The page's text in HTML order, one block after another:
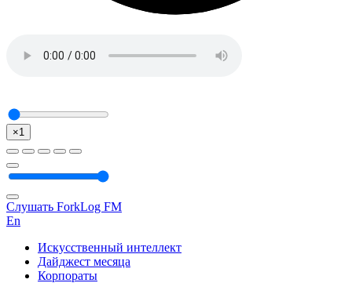
×1
Слушать ForkLog FM
En
Искусственный интеллект
Дайджест месяца
Корпораты